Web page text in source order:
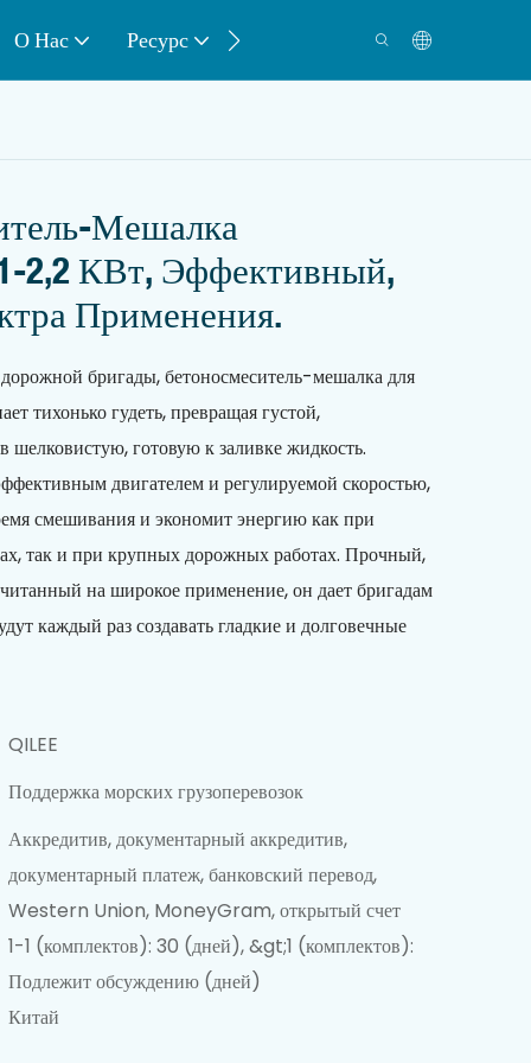
О Нас Ресурс
Мешалка
2,2 КВт, Эффективный,
Применения.
дорожной бригады, бетоносмеситель-мешалка для
тихонько гудеть, превращая густой,
шелковистую, готовую к заливке жидкость.
двигателем и регулируемой скоростью,
смешивания и экономит энергию как при
так и при крупных дорожных работах. Прочный,
на широкое применение, он дает бригадам
каждый раз создавать гладкие и долговечные
QILEE
Поддержка морских грузоперевозок
Аккредитив, документарный аккредитив,
документарный платеж, банковский перевод,
Western Union, MoneyGram, открытый счет
1-1 (комплектов): 30 (дней), &gt;1 (комплектов):
Подлежит обсуждению (дней)
Китай